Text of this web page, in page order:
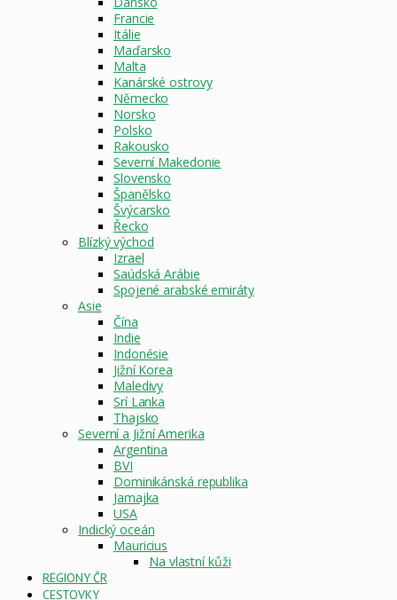
Francie
Itálie
Maďarsko
Malta
Kanárské ostrovy
Německo
Norsko
Polsko
Rakousko
Severní Makedonie
Slovensko
Španělsko
Švýcarsko
Řecko
Blízký východ
Izrael
Saúdská Arábie
Spojené arabské emiráty
Asie
Čína
Indie
Indonésie
Jižní Korea
Maledivy
Srí Lanka
Thajsko
Severní a Jižní Amerika
Argentina
BVI
Dominikánská republika
Jamajka
USA
Indický oceán
Mauricius
Na vlastní kůži
REGIONY ČR
CESTOVKY